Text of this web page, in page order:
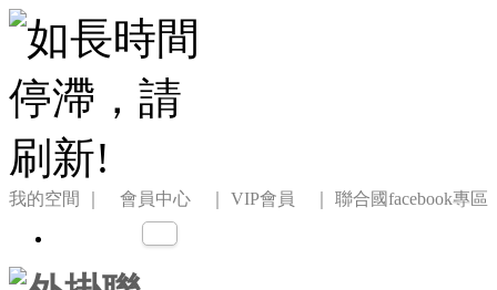
我的空間 ｜ 會員中心 ｜ VIP會員 ｜ 聯合國facebook專區